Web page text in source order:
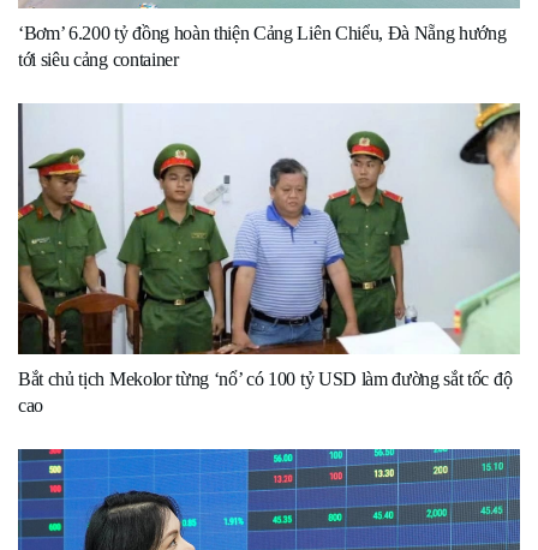
‘Bơm’ 6.200 tỷ đồng hoàn thiện Cảng Liên Chiểu, Đà Nẵng hướng
tới siêu cảng container
Bắt chủ tịch Mekolor từng ‘nổ’ có 100 tỷ USD làm đường sắt tốc độ
cao